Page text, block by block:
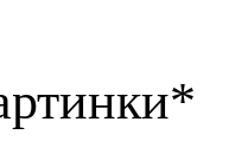
*